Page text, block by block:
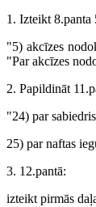
1. Izteikt 8.panta
"5) akcīzes
"Par akcīzes
2. Papildināt
"24) par
25) par naftas
3. 12.pantā:
izteikt pirmās